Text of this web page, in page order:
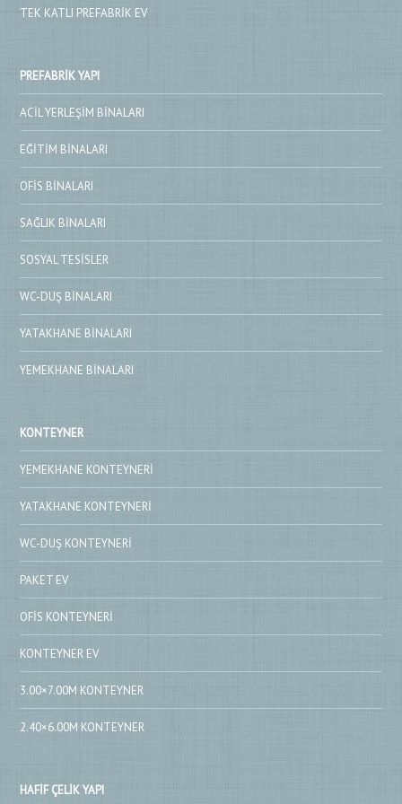
TEK KATLI PREFABRIK EV
PREFABRIK YAPI
ACIL YERLEŞIM BINALARI
EĞITIM BINALARI
OFIS BINALARI
SAĞLIK BINALARI
SOSYAL TESISLER
WC-DUŞ BINALARI
YATAKHANE BINALARI
YEMEKHANE BINALARI
KONTEYNER
YEMEKHANE KONTEYNERI
YATAKHANE KONTEYNERI
WC-DUŞ KONTEYNERI
PAKET EV
OFIS KONTEYNERI
KONTEYNER EV
3.00×7.00M KONTEYNER
2.40×6.00M KONTEYNER
HAFIF ÇELIK YAPI